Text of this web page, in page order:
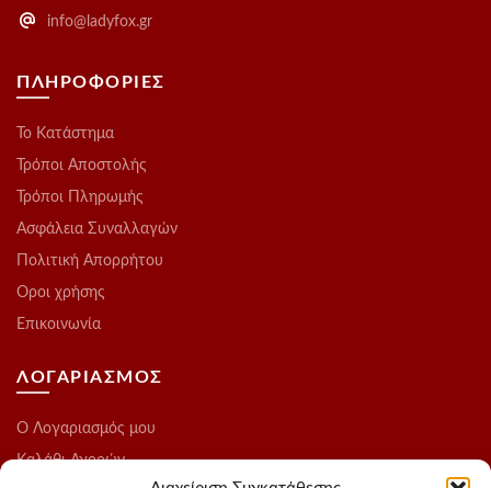
info@ladyfox.gr
ΠΛΗΡΟΦΟΡΙΕΣ
Το Kατάστημα
Τρόποι Αποστολής
Τρόποι Πληρωμής
Ασφάλεια Συναλλαγών
Πολιτική Απορρήτου
Οροι χρήσης
Επικοινωνία
ΛΟΓΑΡΙΑΣΜΟΣ
O Λογαριασμός μου
Καλάθι Αγορών